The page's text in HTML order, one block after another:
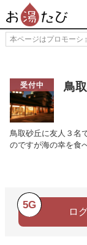
本ページはプロモーシ
受付中 鳥
鳥取砂丘に友人３名
のですが海の幸を食
5G
ロ